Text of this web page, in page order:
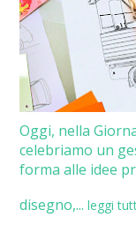
Oggi, nella
celebriamo un
forma alle idee
disegno,... leggi